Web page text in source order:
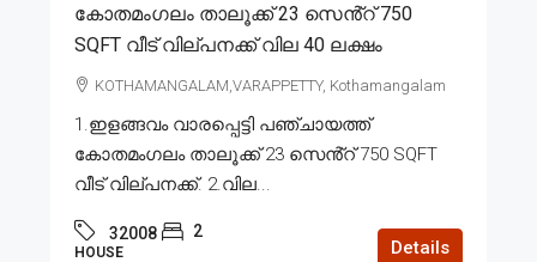
കോതമംഗലം താലൂക്ക് 23 സെൻ്റ് 750
SQFT വീട് വില്പനക്ക് വില 40 ലക്ഷം
KOTHAMANGALAM,VARAPPETTY, Kothamangalam
1.ഇളങ്ങവം വാരപ്പെട്ടി പഞ്ചായത്ത്
കോതമംഗലം താലൂക്ക് 23 സെൻ്റ് 750 SQFT
വീട് വില്പനക്ക്. 2.വില...
32008 2
HOUSE Details